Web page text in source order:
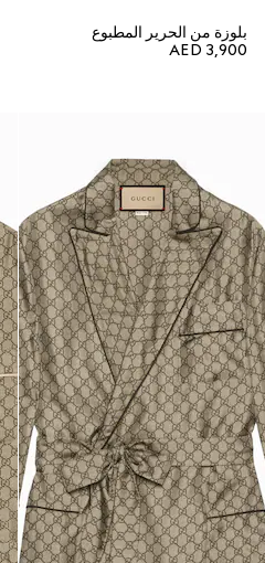
بلوزة من الحرير المطبوع
AED 3,900